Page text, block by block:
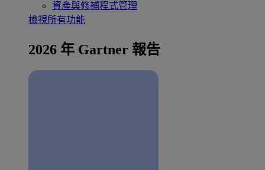
資產與修補程式管理
檢視所有功能
2026 年 Gartner 報告